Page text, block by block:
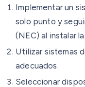
Implementar un
solo punto y
(NEC) al instalar
Utilizar sistemas
adecuados.
Seleccionar